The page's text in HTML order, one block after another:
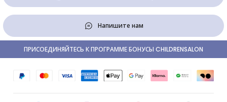
Напишите нам
ПРИСОЕДИНЯЙТЕСЬ К ПРОГРАММЕ БОНУСЫ CHILDRENSALON